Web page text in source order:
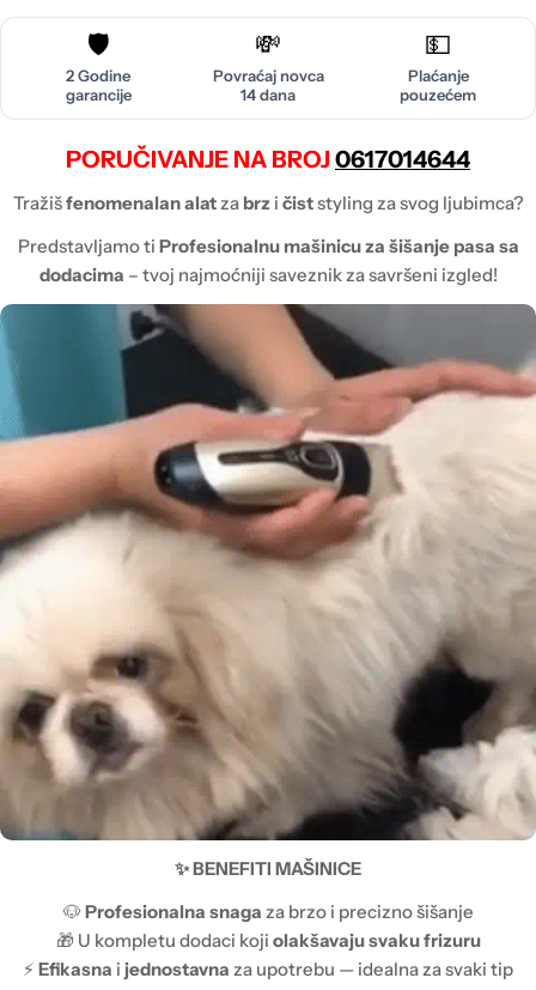
🛡️
2 Godine
garancije
💸
Povraćaj novca
14 dana
💵
Plaćanje
pouzećem
PORUČIVANJE NA BROJ0617014644
Tražišfenomenalan alatzabrzi čiststyling za svog ljubimca?
Predstavljamo ti Profesionalnu mašinicu za šišanje pasa sa
dodacima – tvoj najmoćniji saveznik za savršeni izgled!
✨ BENEFITI MAŠINICE
🐶 Profesionalna snaga za brzo i precizno šišanje
🎁 U kompletu dodaci koji olakšavaju svaku frizuru
⚡ Efikasna i jednostavna za upotrebu — idealna za svaki tip